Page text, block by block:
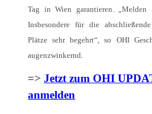
Tag in Wien garantieren.
Insbesondere für die
Plätze sehr begehrt“, so OHI
augenzwinkernd.
=> Jetzt zum OHI
anmelden